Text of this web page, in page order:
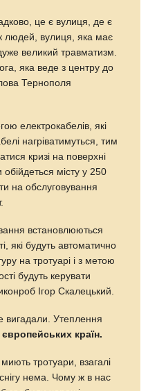
це є вулиця, де є
людей, вулиця, яка має
великий травматизм.
яка веде з центру до
Тернополя
електрокабелів, які
нагріватимуться, тим
кризі на поверхні
обійдеться місту у 250
на обслуговування
встановлюються
які будуть автоматично
на тротуарі і з метою
будуть керувати
Ігор Скалецький.
вигадали. Утеплення
країн.
тротуари, взагалі
снігу нема. Чому ж в нас